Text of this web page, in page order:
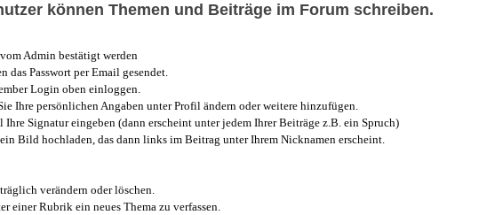
können Themen und Beiträge im Forum schreiben.
Admin bestätigt werden
das Passwort per Email gesendet.
Login oben einloggen.
Ihre persönlichen Angaben unter Profil ändern oder weitere hinzufügen.
Ihre Signatur eingeben (dann erscheint unter jedem Ihrer Beiträge z.B. ein Spruch)
Bild hochladen, das dann links im Beitrag unter Ihrem Nicknamen erscheint.
verändern oder löschen.
einer Rubrik ein neues Thema zu verfassen.